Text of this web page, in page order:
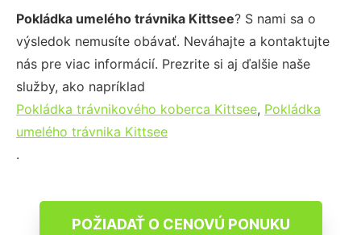
Pokládka umelého trávnika Kittsee? S nami sa o
výsledok nemusíte obávať. Neváhajte a kontaktujte
nás pre viac informácií. Prezrite si aj ďalšie naše
služby, ako napríklad
Pokládka trávnikového koberca Kittsee, Pokládka
umelého trávnika Kittsee
.
POŽIADAŤ O CENOVÚ PONUKU